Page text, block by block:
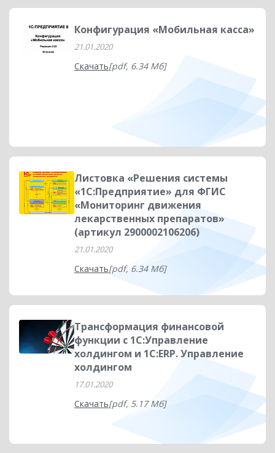
Конфигурация «Мобильная касса»
21.01.2020
Скачать[pdf, 6.34 Мб]
Листовка «Решения системы
«1С:Предприятие» для ФГИС
«Мониторинг движения
лекарственных препаратов»
(артикул 2900002106206)
21.01.2020
Скачать[pdf, 6.34 Мб]
Трансформация финансовой
функции с 1С:Управление
холдингом и 1С:ERP. Управление
холдингом
17.01.2020
Скачать[pdf, 5.17 Мб]